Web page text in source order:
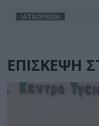
IATROPEDIA
ΕΠΙΣΚΕΨΗ